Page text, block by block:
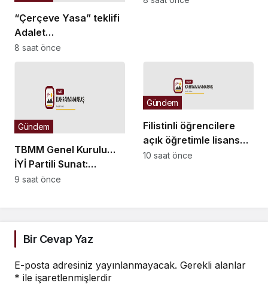
“Çerçeve Yasa” teklifi
Adalet
Komisyonu’nda… YENİ
Partili Tanrıkulu: Bir
ülkene dön, siyasal ve
toplumsal hayata katıl’
diyorsanız, o insan
kapıdan içeri girdiğinde
başına ne geleceğini
bilmelidir
8 saat önce
TBMM Genel Kurulu…
İYİ Partili Sunat:
“Çocukların suça
Gündem
9 saat önce
Filistinli öğrencilere
açık öğretimle lisans
eğitimi için çalışmalar
Gündem
10 saat önce
Bir Cevap Yaz
E-posta adresiniz yayınlanmayacak. Gerekli alanlar
* ile işaretlenmişlerdir